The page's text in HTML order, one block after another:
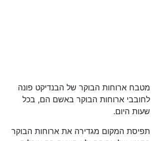
מטבח ארוחות הבוקר של הבנדיקט פונה
לחובבי ארוחות הבוקר באשם הם, בכל
שעות היום.
תפיסת המקום מגדירה את ארוחות הבוקר